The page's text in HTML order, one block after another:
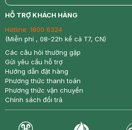
return nowfree
HỖ TRỢ KHÁCH HÀNG
Hotline: 1800 6324
(Miễn phí , 08-22h kể cả T7, CN)
Các câu hỏi thường gặp
Gửi yêu cầu hỗ trợ
Hướng dẫn đặt hàng
Phương thức thanh toán
Phương thức vận chuyển
Chính sách đổi trả